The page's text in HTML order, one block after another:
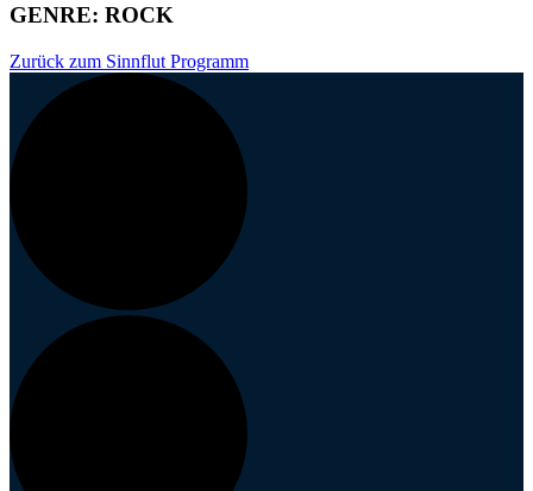
GENRE: ROCK
Zurück zum Sinnflut Programm